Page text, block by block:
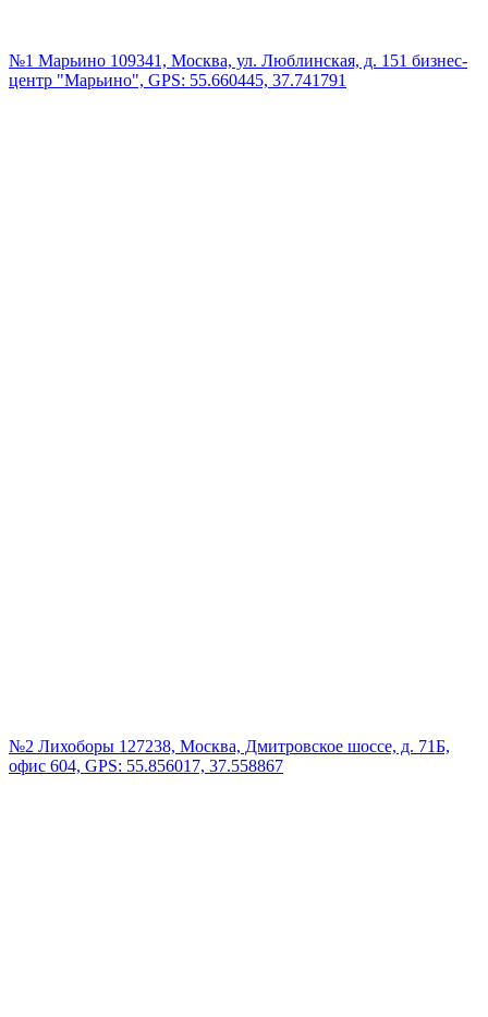
№1 Марьино 109341, Москва, ул. Люблинская, д. 151 бизнес-
центр "Марьино", GPS: 55.660445, 37.741791
№2 Лихоборы 127238, Москва, Дмитровское шоссе, д. 71Б,
офис 604, GPS: 55.856017, 37.558867